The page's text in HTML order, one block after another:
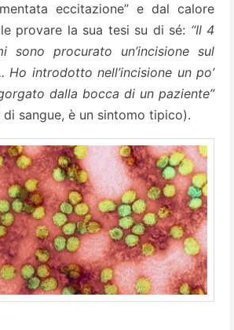
eccitazione” e dal calore
provare la sua tesi su di sé: “Il 4
sono procurato un’incisione sul
Ho introdotto nell’incisione un po’
dalla bocca di un paziente”
di sangue, è un sintomo tipico).